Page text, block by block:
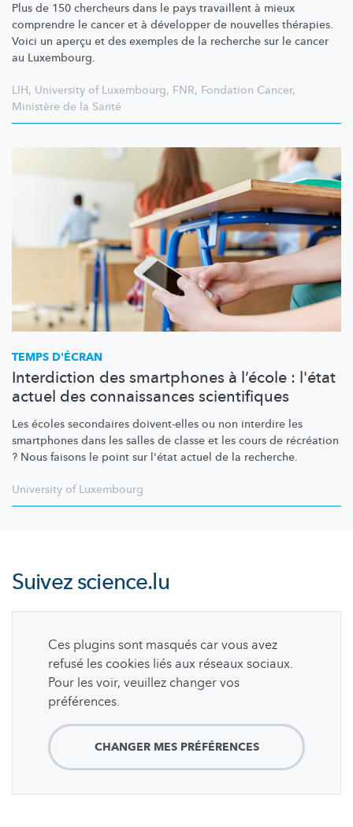
Plus de 150 chercheurs dans le pays travaillent à mieux
comprendre le cancer et à développer de nouvelles thérapies.
Voici un aperçu et des exemples de la recherche sur le cancer
au Luxembourg.
LIH, University of Luxembourg, FNR, Fondation Cancer,
Ministère de la Santé
TEMPS D'ÉCRAN
Interdiction des smartphones à l’école : l'état
actuel des connaissances scientifiques
Les écoles secondaires doivent-elles ou non interdire les
smartphones dans les salles de classe et les cours de récréation
? Nous faisons le point sur l'état actuel de la recherche.
University of Luxembourg
Suivezscience.lu
Ces plugins sont masqués car vous avez
refusé les cookies liés aux réseaux sociaux.
Pour les voir, veuillez changer vos
préférences.
CHANGER MES PRÉFÉRENCES